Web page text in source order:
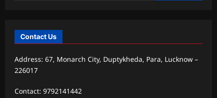
Contact Us
Address: 67, Monarch City, Duptykheda, Para, Lucknow –
226017
Contact: 9792141442